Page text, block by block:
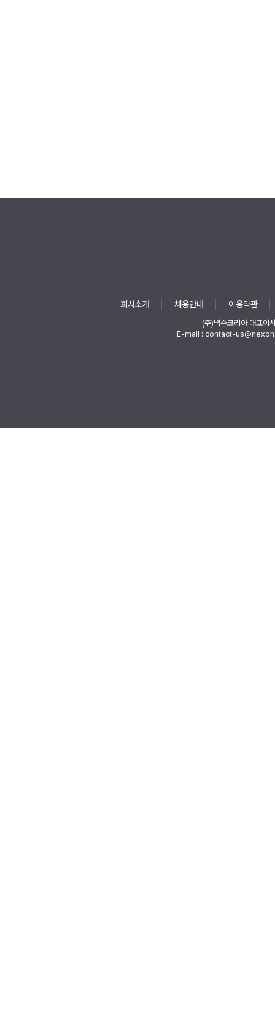
회사소개 채용안내 이용약관
(주)넥슨코리아 대표이
E-mail : contact-